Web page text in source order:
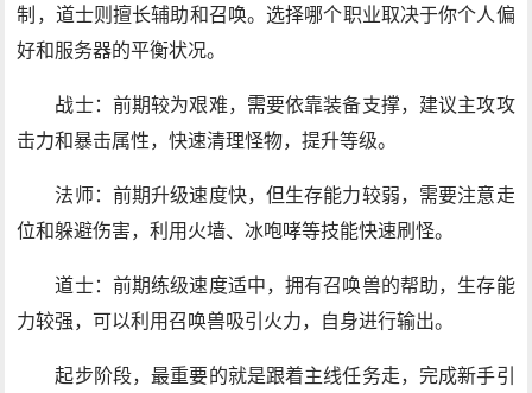
制，道士则擅长辅助和召唤。选择哪个职业取决于你个人偏
好和服务器的平衡状况。
战士：前期较为艰难，需要依靠装备支撑，建议主攻攻
击力和暴击属性，快速清理怪物，提升等级。
法师：前期升级速度快，但生存能力较弱，需要注意走
位和躲避伤害，利用火墙、冰咆哮等技能快速刷怪。
道士：前期练级速度适中，拥有召唤兽的帮助，生存能
力较强，可以利用召唤兽吸引火力，自身进行输出。
起步阶段，最重要的就是跟着主线任务走，完成新手引